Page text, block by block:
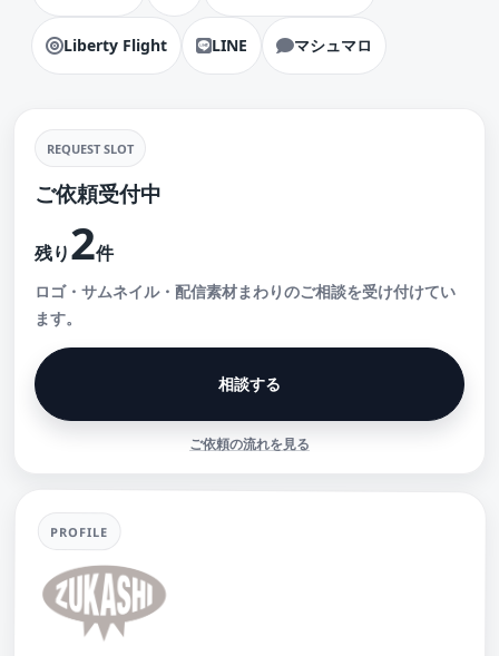
Liberty Flight LINE マシュマロ
REQUEST SLOT
ご依頼受付中
残り2件
ロゴ・サムネイル・配信素材まわりのご相談を受け付けてい
ます。
相談する
ご依頼の流れを見る
PROFILE